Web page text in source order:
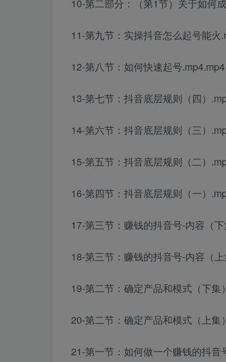
10-第二部分：（第1节）关于如何
11-第九节：实操抖音怎么起号能火
12-第八节：如何快速起号.mp4.mp4
13-第七节：抖音底层规则（四）
14-第六节：抖音底层规则（三）
15-第五节：抖音底层规则（二）
16-第四节：抖音底层规则（一）
17-第三节：赚钱的抖音号-内容（
18-第三节：赚钱的抖音号-内容（
19-第二节：确定产品和模式（下集
20-第二节：确定产品和模式（上集
21-第一节：如何做一个赚钱的抖音